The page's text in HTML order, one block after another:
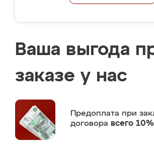
Ваша выгода
заказе у нас
Предоплата при
договора всего 10%